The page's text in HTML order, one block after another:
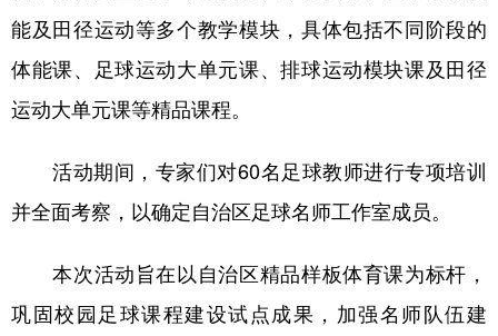
新疆 内蒙古 黑龙江
多语种频道
English Español Français عربى
Русский язык 日本語 한국어
能及田径运动等多个教学模块，具体包括不同阶段的
体能课、足球运动大单元课、排球运动模块课及田径
运动大单元课等精品课程。
活动期间，专家们对60名足球教师进行专项培训
并全面考察，以确定自治区足球名师工作室成员。
本次活动旨在以自治区精品样板体育课为标杆，
巩固校园足球课程建设试点成果，加强名师队伍建